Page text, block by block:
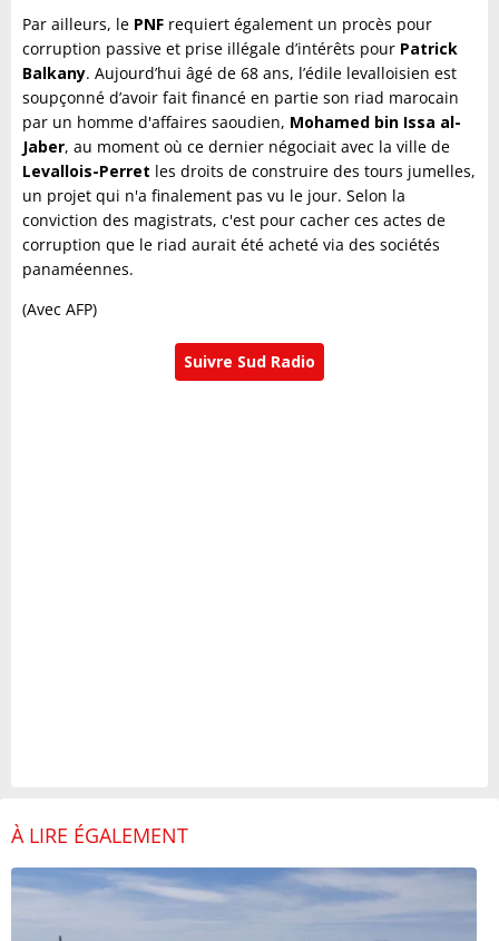
Par ailleurs, le PNF requiert également un procès pour
corruption passive et prise illégale d’intérêts pour Patrick
Balkany. Aujourd’hui âgé de 68 ans, l’édile levalloisien est
soupçonné d’avoir fait financé en partie son riad marocain
par un homme d'affaires saoudien, Mohamed bin Issa al-
Jaber, au moment où ce dernier négociait avec la ville de
Levallois-Perret les droits de construire des tours jumelles,
un projet qui n'a finalement pas vu le jour. Selon la
conviction des magistrats, c'est pour cacher ces actes de
corruption que le riad aurait été acheté via des sociétés
panaméennes.
(Avec AFP)
Suivre Sud Radio
À LIRE ÉGALEMENT